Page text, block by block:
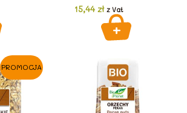
15,44 zł z Vat
PROMOCJA